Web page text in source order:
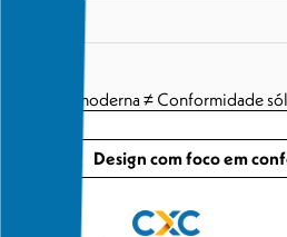
Interface moderna ≠ Conformidade
Design com foco em